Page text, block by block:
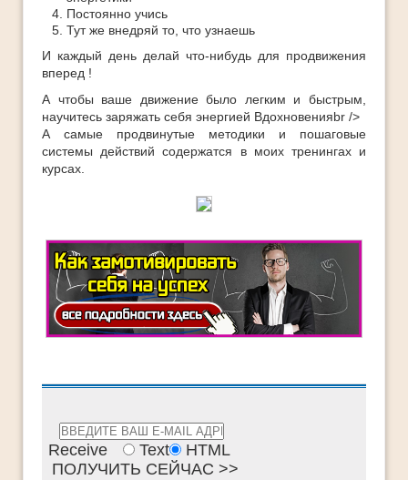
Постоянно учись
Тут же внедряй то, что узнаешь
И каждый день делай что-нибудь для продвижения
вперед !
А чтобы ваше движение было легким и быстрым,
научитесь заряжать себя энергией Вдохновенияbr />
А самые продвинутые методики и пошаговые
системы действий содержатся в моих тренингах и
курсах.
Receive Text
HTML
ПОЛУЧИТЬ СЕЙЧАС >>